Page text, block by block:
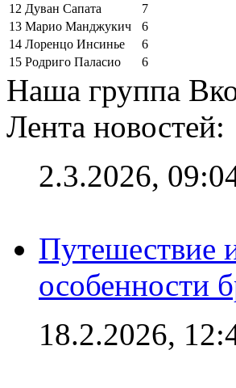
12 Дуван Сапата
7
13 Марио Манджукич
6
14 Лоренцо Инсинье
6
15 Родриго Паласио 6
Наша группа
Лента новостей:
2.3.2026,
Путешествие
особенности
18.2.2026,